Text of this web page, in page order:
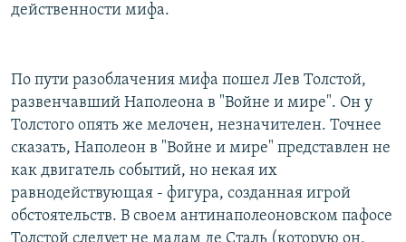
действенности мифа.
По пути разоблачения мифа пошел Лев Толстой,
развенчавший Наполеона в "Войне и мире". Он у
Толстого опять же мелочен, незначителен. Точнее
сказать, Наполеон в "Войне и мире" представлен не
как двигатель событий, но некая их
равнодействующая - фигура, созданная игрой
обстоятельств. В своем антинаполеоновском пафосе